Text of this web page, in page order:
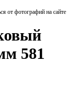
от фотографий на сайте
581